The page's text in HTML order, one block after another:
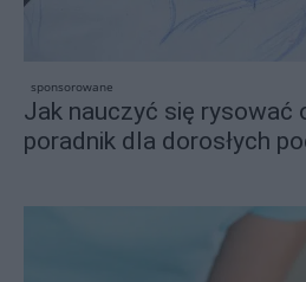
sponsorowane
Jak nauczyć się rysować
poradnik dla dorosłych